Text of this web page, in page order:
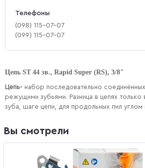
Телефоны
(‎098) 115-07-07
(‎099) 115-07-07
Цепь ST 44 зв., Rapid Super (RS), 3/8"
Цепь- набор последовательно
режущими зубьями. Разница в цепях только
зуба, шаге цепи, для продольных пил углом
Вы смотрели